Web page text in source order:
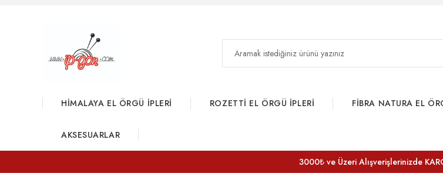
HİMALAYA EL ÖRGÜ İPLERİ ROZETTİ EL ÖRGÜ İPLERİ FİBRA NATURA EL
AKSESUARLAR
3000₺ ve Üzeri Alışverişlerinizde